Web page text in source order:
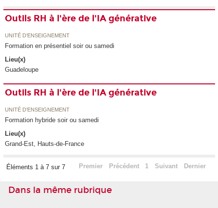
Outils RH à l'ère de l'IA générative
UNITÉ D’ENSEIGNEMENT
Formation en présentiel soir ou samedi
Lieu(x)
Guadeloupe
Outils RH à l'ère de l'IA générative
UNITÉ D’ENSEIGNEMENT
Formation hybride soir ou samedi
Lieu(x)
Grand-Est, Hauts-de-France
Éléments 1 à 7 sur 7 Premier Précédent 1 Suivant Dernier
Dans la même rubrique